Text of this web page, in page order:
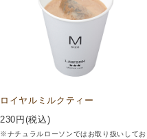
ロイヤルミルクティー
230 円(税込)
※ナチュラルローソンではお取り扱いしてお